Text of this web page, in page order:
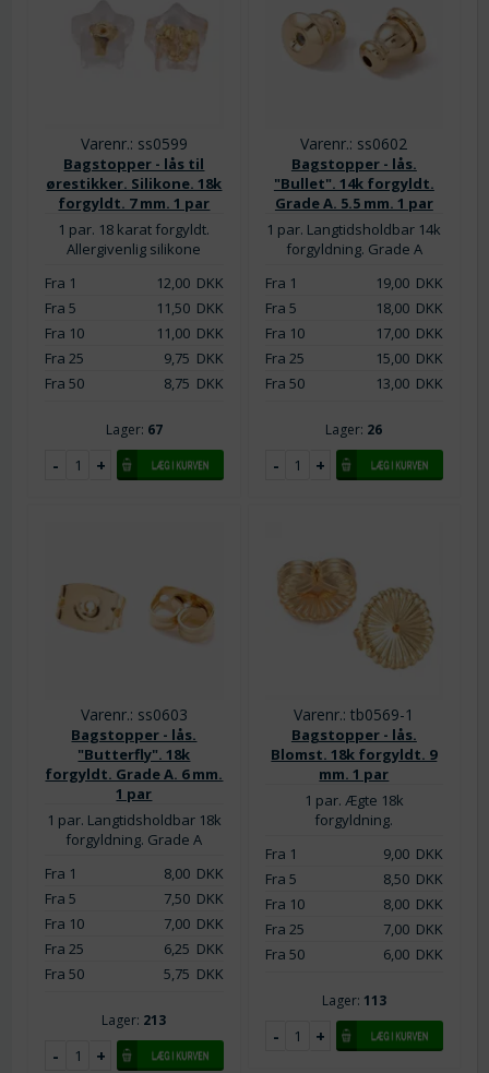
Varenr.: ss0599
Bagstopper - lås til
ørestikker. Silikone. 18k
forgyldt. 7 mm. 1 par
1 par. 18 karat forgyldt.
Allergivenlig silikone
Fra 1
12,00DKK
Fra 5
11,50DKK
Fra 10
11,00DKK
Fra 25
9,75 DKK
Fra 50
8,75 DKK
Lager: 67
Varenr.: ss0602
Bagstopper - lås.
"Bullet". 14k forgyldt.
Grade A. 5.5 mm. 1 par
1 par. Langtidsholdbar 14k
forgyldning. Grade A
Fra 1
19,00 DKK
Fra 5
18,00 DKK
Fra 10
17,00 DKK
Fra 25
15,00 DKK
Fra 50
13,00 DKK
Lager: 26
Varenr.: ss0603
Bagstopper - lås.
"Butterfly". 18k
forgyldt. Grade A. 6 mm.
1 par
1 par. Langtidsholdbar 18k
forgyldning. Grade A
Fra 1
8,00DKK
Fra 5
7,50DKK
Fra 10
7,00DKK
Fra 25
6,25 DKK
Fra 50
5,75 DKK
Lager: 213
Varenr.: tb0569-1
Bagstopper - lås.
Blomst. 18k forgyldt. 9
mm. 1 par
1 par. Ægte 18k
forgyldning.
Fra 1
9,00 DKK
Fra 5
8,50 DKK
Fra 10
8,00 DKK
Fra 25
7,00 DKK
Fra 50
6,00 DKK
Lager: 113